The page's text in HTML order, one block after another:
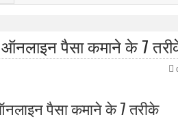
पैसा कमाने के 7
पैसा कमाने के 7 तरीके